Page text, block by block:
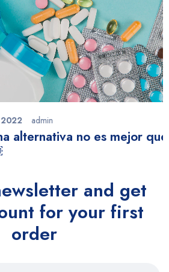
no es mejor que un
admin
and get
for your first
order